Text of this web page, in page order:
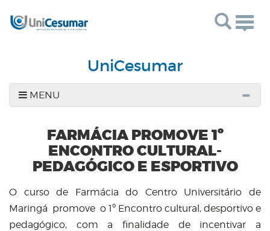
UniCesumar
MENU
FARMÁCIA PROMOVE 1º
ENCONTRO CULTURAL-
PEDAGÓGICO E ESPORTIVO
O curso de Farmácia do Centro Universitário de
Maringá promove o 1º Encontro cultural, desportivo e
pedagógico, com a finalidade de incentivar a